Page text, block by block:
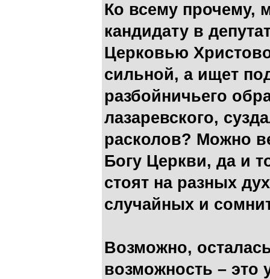
Ко всему прочему,
кандидату в
Церковью
сильной, а ищет
разбойничьего
лазаревского,
расколов? Можно
Богу Церкви, да и
стоят на разных
случайных и
Возможно,
возможность – это